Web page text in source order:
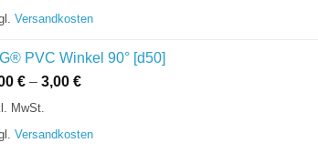
Versandkosten
PVC Winkel 90° [d50]
€ – 3,00 €
MwSt.
Versandkosten